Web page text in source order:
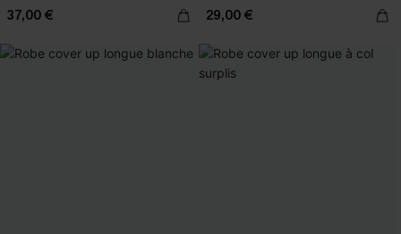
37,00 € 29,00 €